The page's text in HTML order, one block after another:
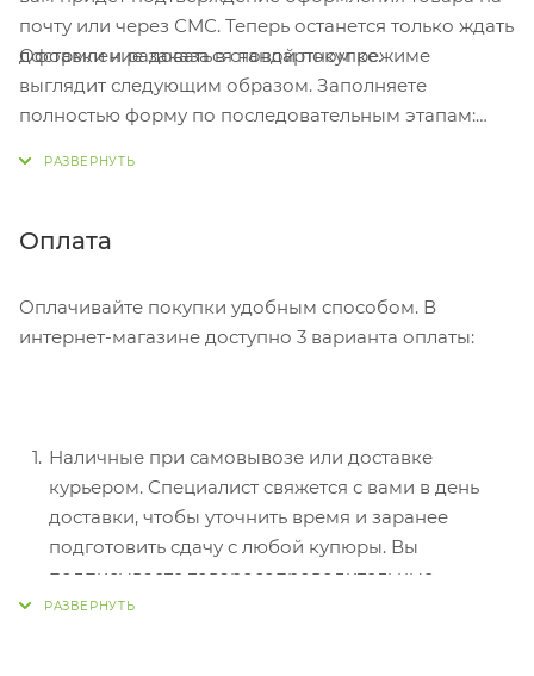
почту или через СМС. Теперь останется только ждать
доставки и радоваться новой покупке.
Оформление заказа в стандартном режиме
выглядит следующим образом. Заполняете
полностью форму по последовательным этапам:
Нажмите кнопку «Оформить заказ».
Оплата
Оплачивайте покупки удобным способом. В
интернет-магазине доступно 3 варианта оплаты:
Наличные при самовывозе или доставке
курьером. Специалист свяжется с вами в день
доставки, чтобы уточнить время и заранее
подготовить сдачу с любой купюры. Вы
подписываете товаросопроводительные
документы, вносите денежные средства,